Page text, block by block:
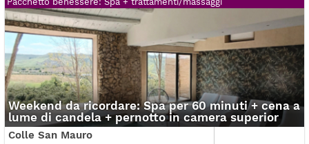
Weekend da ricordare: Spa per 60 minuti + cena a
lume di candela + pernotto in camera superior
Colle San Mauro